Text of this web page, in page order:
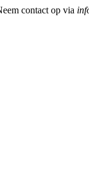
contact op via